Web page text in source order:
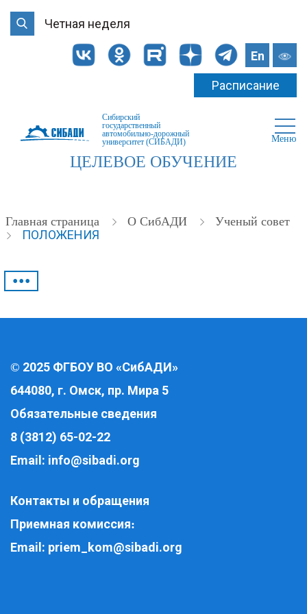
Четная неделя
En
Расписание
Сибирский
государственный
автомобильно-дорожный
университет (СИБАДИ)
Меню
ЦЕЛЕВОЕ ОБУЧЕНИЕ
Главная страница О СибАДИ Ученый совет
ПОЛОЖЕНИЯ
•••
© 2025 ФГБОУ ВО «СибАДИ»
644080, г. Омск, пр. Мира 5
Обязательные сведения
8 (3812) 65-02-22
Email: info@sibadi.org
Контакты и обращения
Приемная комиссия:
Email: priem_kom@sibadi.org